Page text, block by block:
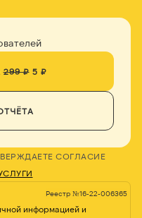
299 ₽5 ₽
СОГЛАСИЕ
Реестр №16-22-006365
информацией и